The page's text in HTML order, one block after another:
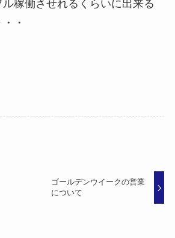
稼働させれるくらいに出来る
・
ゴールデンウイークの営業
について